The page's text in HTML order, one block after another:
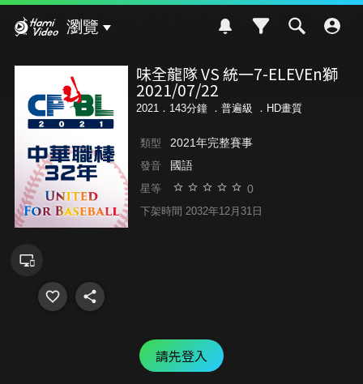
瀏覽
味全龍隊 VS 統一7-ELEVEn獅
2021/07/22
2021．143分鐘 ． 普遍級 ．HD畫質
類型 2021年完整賽事
發音 國語
星等 0
下架時間 2032年12月31日
請先登入